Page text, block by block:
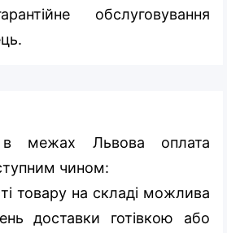
обслуговування
межах Львова оплата
чином:
товару на складі можлива
доставки готівкою або